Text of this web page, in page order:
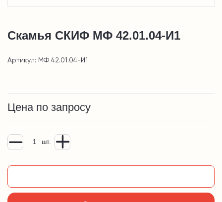
Скамья СКИФ МФ 42.01.04-И1
Артикул: МФ 42.01.04-И1
Цена по запросу
шт.